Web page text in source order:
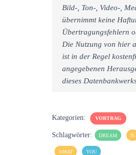
Bild-, Ton-, Video-,
übernimmt keine
Übertragungsfehlern
Die Nutzung von hier
ist in der Regel
angegebenen
dieses
Kategorien: VORTRAG
Schlagwörter: DREAM IS
WHAT YOU